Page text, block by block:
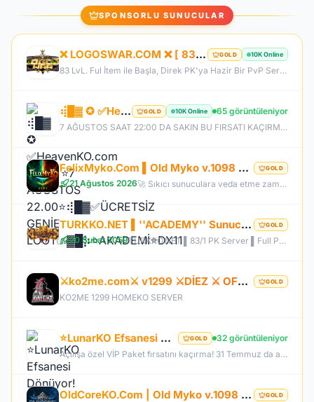
SPONSORLU SUNUCULAR
❌ LOGOSWAR.COM ❌ [ 83/1 ] PK SERVER ▌FULL ITEM BAŞLANGIÇ ▌Adım Atamayacağın Kadar Kalabalık GOLD 10K Online
83 LvL. Ful İtem ile Başla, Direk PK'ya Hazir Bir PvP Server, Full Pus'da Hediye, 10.000 Oyuncu Kitlesi ile Türkiye'nin En Kalabalık PK Serveri, Sizlerde Hemen Yerinizi Alın.
⢾█▓ ✪ ✅HeavenKO.com ✅▓█⡷⭐7 AĞUSTOS 22.00⭐⢾█▓✅ÜCRETSİZ GENİE LOOT✅▓█⡷⭐AKADEMİ⭐DX11 GOLD 10K Online
65 görüntüleniyor
7 AĞUSTOS SAAT 22:00 DA SAKIN BU FIRSATI KAÇIRMA! BİZİMLE YOLA ÇIKAN HERKES BUGÜN İPTAL! BİZ İSE 6.AYIMIZI DEVİRDİK, İLK GÜNKİ GİBİ GEÇ KALMAYACAĞIN TEK SİSTEM!
FelixMyko.Com ▌Old Myko v.1098 ▌70 Level CAP ▌Official : 21 Ağustos Cuma 22:00 ▌Starter Paket Bizden GOLD
21 Ağustos 2026 🚀 Sıkıcı sunuculara veda etme zamanı geldi! ⭐ Parlayan yıldız: FelixMyko! 💰 Sürekli kazandıran yapısı, bitmek bilmeyen Farm ve PK heyecanıyla eski MyKO ruhunu yeniden yaşamaya hazır ol! 📅 Açılış: 21 Ağustos Cuma – 🕙 22:00 🌐 Adres: FelixMyko.com 🎁 2.000 TL bakiye değerinde Starter Paket HEDİYE! 🔑 Starter Paket Kodu: 99998888777766665555 🌐 Panel: https://www.felixmyko.com 👉 Discord: http://discord.gg/MYACS 🟢 WhatsApp: https://wp.felixmyko.com ⚔️ Eski günlerin efsane savaşlarını, dostluk
TURKKO.NET ▌''ACADEMY'' Sunucusu 10 TEMMUZ Time 22:00 ▌Ücretsiz Full Pus Başlangıç ▌83/5 PK Server GOLD
20 Şubat 2059 TURKKO.NET ▌83/1 PK Server ▌Full Pus Başlangıç ▌x64 Bit Client dx11 ▌ 2009'dan Bu Yana Aynı Heyecan!
⚔️ko2me.com⚔️ v1299 ⚔️DİEZ ⚔️ OFFİCAL 17.07.2026⚔️ JAPKO DRAKİ SERVER GOLD
KO2ME 1299 HOMEKO SERVER
⭐LunarKO Efsanesi Dönüyor!⭐31 Temmuz Official⭐23 Temmuz Ödüllü Beta⭐VIP PAKET HEDİYE⭐V2585Dx11⭐ GOLD
32 görüntüleniyor
Açılışa özel VİP Paket fırsatını kaçırma! 31 Temmuz da aramıza katıl , unutamayacağın bir deneyim senin olsun!
OldCoreKO.Com | Old Myko v.1098 | Starter + Yan Pus Ücretsiz | Academy : 17 Temmuz 2026 -Cuma 21:00! GOLD